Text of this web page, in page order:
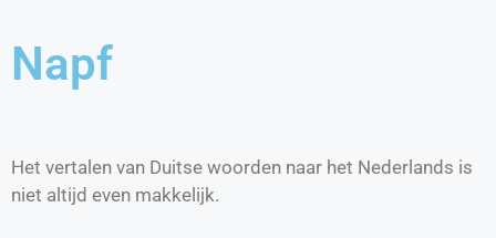
Napf
Het vertalen van Duitse woorden naar het Nederlands is
niet altijd even makkelijk.